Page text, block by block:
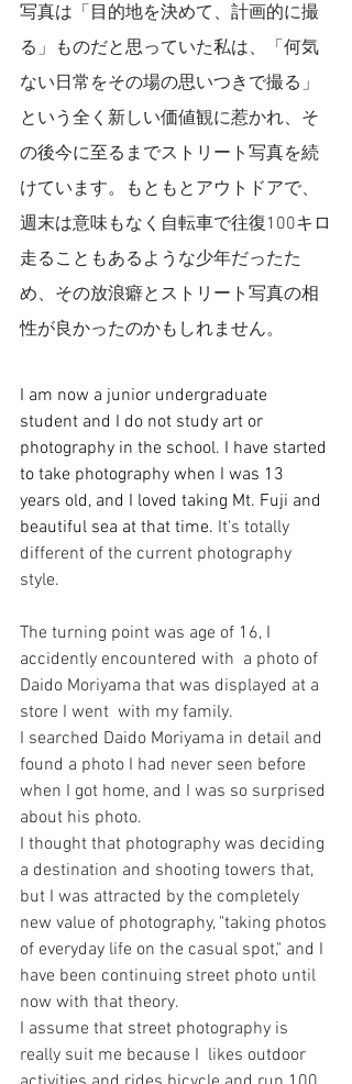
写真は「目的地を決めて、計画的に撮
る」ものだと思っていた私は、「何気
ない日常をその場の思いつきで撮る」
という全く新しい価値観に惹かれ、そ
の後今に至るまでストリート写真を続
けています。もともとアウトドアで、
週末は意味もなく自転車で往復100キロ
走ることもあるような少年だったた
め、その放浪癖とストリート写真の相
性が良かったのかもしれません。
I am now a junior undergraduate
student and I do not study art or
photography in the school. I have started
to take photography when I was 13
years old, and I loved taking Mt. Fuji and
beautiful sea at that time. It's totally
different of the current photography
style.
The turning point was age of 16, I
accidently encountered with  a photo of
Daido Moriyama that was displayed at a
store I went  with my family.
I searched Daido Moriyama in detail and
found a photo I had never seen before
when I got home, and I was so surprised
about his photo.
I thought that photography was deciding
a destination and shooting towers that,
but I was attracted by the completely
new value of photography, "taking photos
of everyday life on the casual spot," and I
have been continuing street photo until
now with that theory.
I assume that street photography is
really suit me because I  likes outdoor